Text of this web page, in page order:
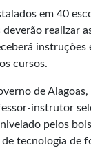
em 40
deverão realizar
cursos.
de
instrutor
pelos
tecnologia